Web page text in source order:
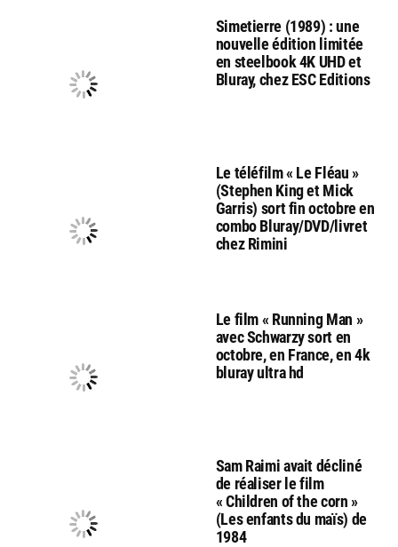
Simetierre (1989) : une
nouvelle édition limitée
en steelbook 4K UHD et
Bluray, chez ESC Editions
Le téléfilm « Le Fléau »
(Stephen King et Mick
Garris) sort fin octobre en
combo Bluray/DVD/livret
chez Rimini
Le film « Running Man »
avec Schwarzy sort en
octobre, en France, en 4k
bluray ultra hd
Sam Raimi avait décliné
de réaliser le film
« Children of the corn »
(Les enfants du maïs) de
1984